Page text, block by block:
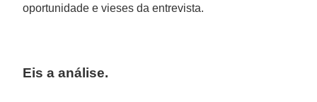
oportunidade e vieses da entrevista.
Eis a análise.